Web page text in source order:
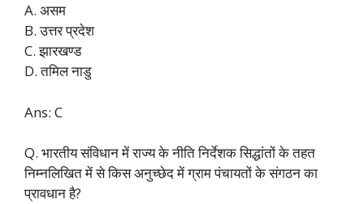
A. असम
B. उत्तर प्रदेश
C. झारखण्ड
D. तमिल नाडु
Ans: C
Q. भारतीय संविधान में राज्य के नीति निर्देशक सिद्धांतों के तहत
निम्नलिखित में से किस अनुच्छेद में ग्राम पंचायतों के संगठन का
प्रावधान है?